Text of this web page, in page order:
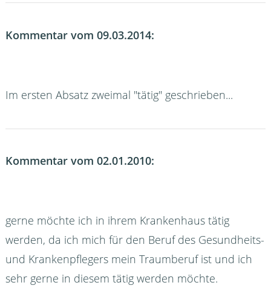
Kommentar vom 09.03.2014:
Im ersten Absatz zweimal "tätig" geschrieben...
Kommentar vom 02.01.2010:
gerne möchte ich in ihrem Krankenhaus tätig
werden, da ich mich für den Beruf des Gesundheits-
und Krankenpflegers mein Traumberuf ist und ich
sehr gerne in diesem tätig werden möchte.